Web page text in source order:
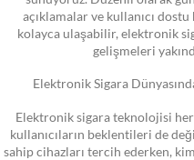
açıklamalar ve kullanıcı dostu
kolayca ulaşabilir, elektronik
gelişmeleri
Elektronik Sigara
Elektronik sigara teknolojisi her
kullanıcıların beklentileri de
sahip cihazları tercih ederken,